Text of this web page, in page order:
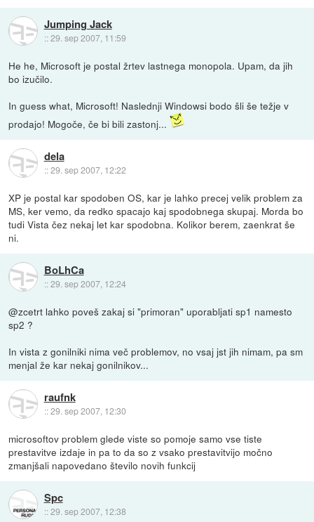
Jumping Jack
::29. sep 2007, 11:59
He he, Microsoft je postal žrtev lastnega monopola. Upam, da jih
bo izučilo.
In guess what, Microsoft! Naslednji Windowsi bodo šli še težje v
prodajo! Mogoče, če bi bili zastonj...
dela
::29. sep 2007, 12:22
XP je postal kar spodoben OS, kar je lahko precej velik problem za
MS, ker vemo, da redko spacajo kaj spodobnega skupaj. Morda bo
tudi Vista čez nekaj let kar spodobna. Kolikor berem, zaenkrat še
ni.
BoLhCa
::29. sep 2007, 12:24
@zcetrt lahko poveš zakaj si "primoran" uporabljati sp1 namesto
sp2 ?
In vista z gonilniki nima več problemov, no vsaj jst jih nimam, pa sm
menjal že kar nekaj gonilnikov...
raufnk
::29. sep 2007, 12:30
microsoftov problem glede viste so pomoje samo vse tiste
prestavitve izdaje in pa to da so z vsako prestavitvijo močno
zmanjšali napovedano število novih funkcij
Spc
::29. sep 2007, 12:38